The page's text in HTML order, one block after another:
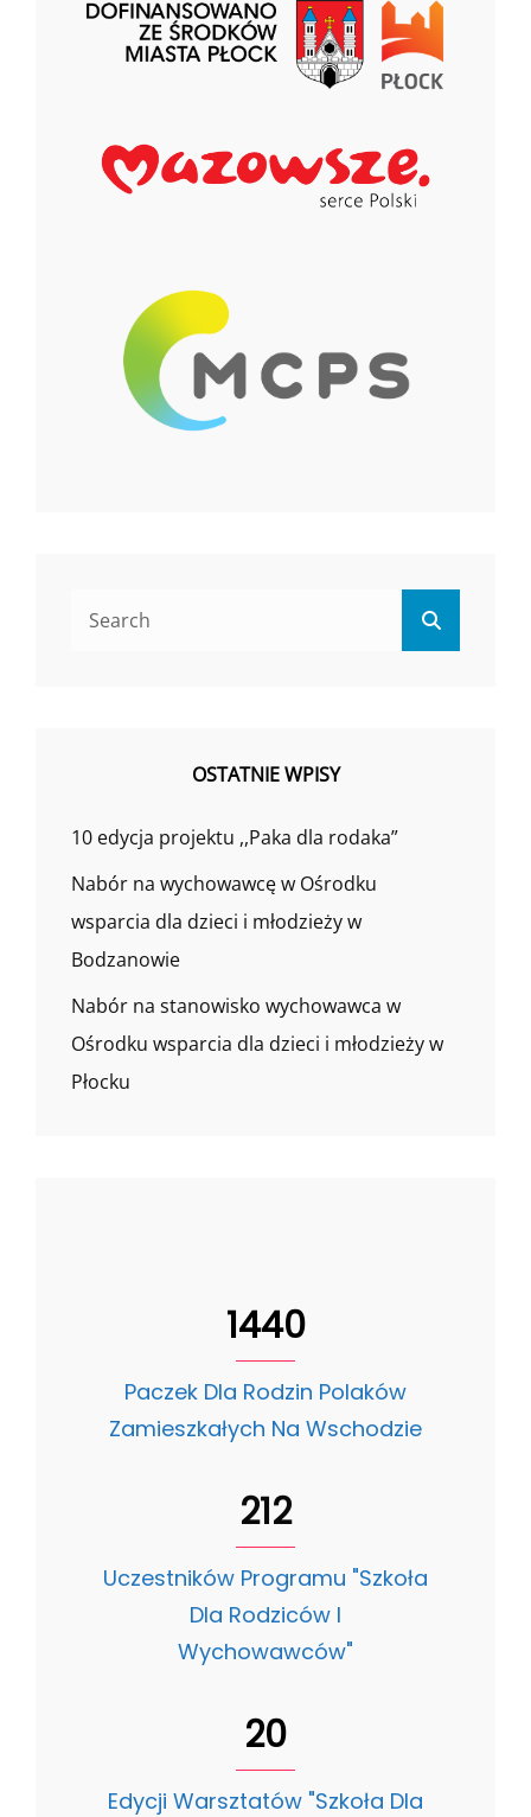
OSTATNIE WPISY
10 edycja projektu ,,Paka dla rodaka”
Nabór na wychowawcę w Ośrodku
wsparcia dla dzieci i młodzieży w
Bodzanowie
Nabór na stanowisko wychowawca w
Ośrodku wsparcia dla dzieci i młodzieży w
Płocku
1440
Paczek Dla Rodzin Polaków
Zamieszkałych Na Wschodzie
212
Uczestników Programu "Szkoła
Dla Rodziców I
Wychowawców"
20
Edycji Warsztatów "Szkoła Dla